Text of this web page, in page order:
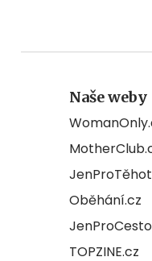
Naše weby
Oběhání.cz
TOPZINE.cz